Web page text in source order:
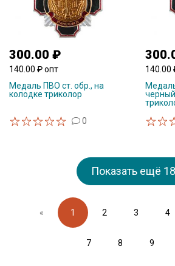
300.00 ₽
140.00 ₽ опт
Медаль ПВО ст. обр., на
колодке триколор
0
140.00
Показать ещё
« 1 2 3 4
7 8 9